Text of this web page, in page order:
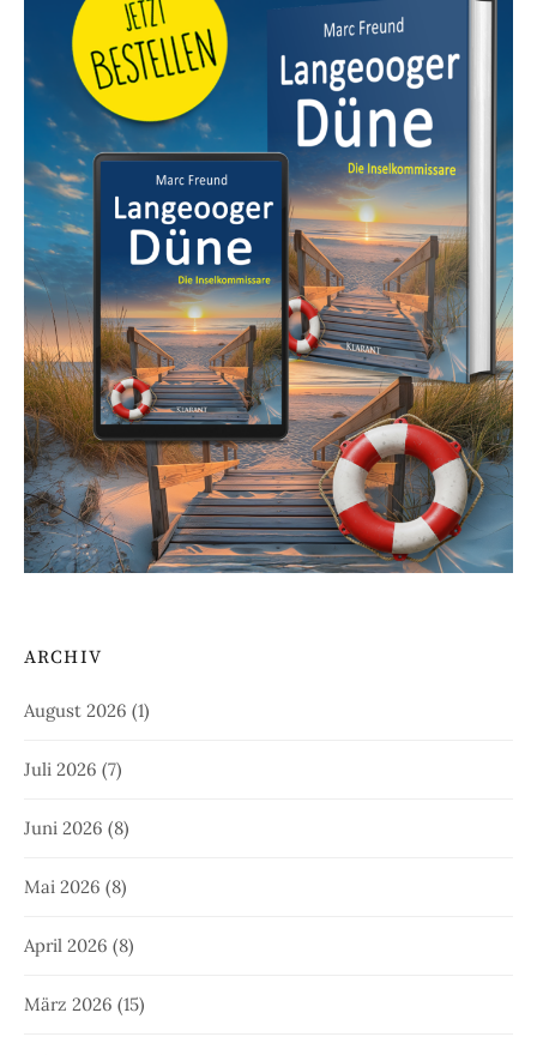
ARCHIV
August 2026 (1)
Juli 2026 (7)
Juni 2026 (8)
Mai 2026 (8)
April 2026 (8)
März 2026 (15)